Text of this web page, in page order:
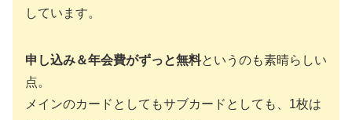
しています。
申し込み＆年会費がずっと無料というのも素晴らしい
点。
メインのカードとしてもサブカードとしても、1枚は